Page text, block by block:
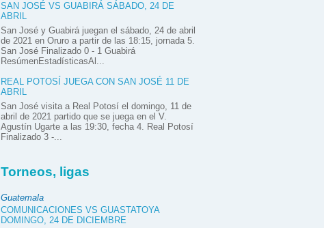
SAN JOSÉ VS GUABIRÁ SÁBADO, 24 DE
ABRIL
San José y Guabirá juegan el sábado, 24 de abril
de 2021 en Oruro a partir de las 18:15, jornada 5.
San José Finalizado 0 - 1 Guabirá
ResúmenEstadísticasAl...
REAL POTOSÍ JUEGA CON SAN JOSÉ 11 DE
ABRIL
San José visita a Real Potosí el domingo, 11 de
abril de 2021 partido que se juega en el V.
Agustín Ugarte a las 19:30, fecha 4. Real Potosí
Finalizado 3 -...
Torneos, ligas
Guatemala
COMUNICACIONES VS GUASTATOYA
DOMINGO, 24 DE DICIEMBRE